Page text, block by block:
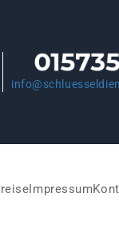
Impressum